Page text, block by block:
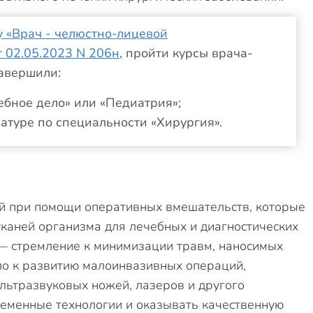
«Врач - челюстно-лицевой
02.05.2023 N 206н, пройти курсы врача-
дело» или «Педиатрия»;
по специальности «Хирургия».
при помощи оперативных вмешательств, которые
организма для лечебных и диагностических
стремление к минимизации травм, наносимых
к развитию малоинвазивных операций,
ножей, лазеров и другого
технологии и оказывать качественную